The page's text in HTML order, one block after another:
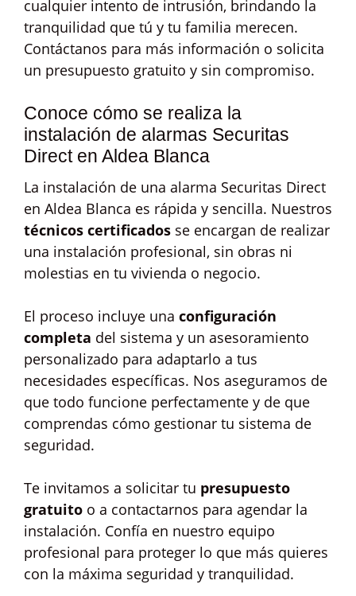
cualquier intento de intrusión, brindando la
tranquilidad que tú y tu familia merecen.
Contáctanos para más información o solicita
un presupuesto gratuito y sin compromiso.
Conoce cómo se realiza la
instalación de alarmas Securitas
Direct en Aldea Blanca
La instalación de una alarma Securitas Direct
en Aldea Blanca es rápida y sencilla. Nuestros
técnicos certificados se encargan de realizar
una instalación profesional, sin obras ni
molestias en tu vivienda o negocio.
El proceso incluye una configuración
completa del sistema y un asesoramiento
personalizado para adaptarlo a tus
necesidades específicas. Nos aseguramos de
que todo funcione perfectamente y de que
comprendas cómo gestionar tu sistema de
seguridad.
Te invitamos a solicitar tu presupuesto
gratuito o a contactarnos para agendar la
instalación. Confía en nuestro equipo
profesional para proteger lo que más quieres
con la máxima seguridad y tranquilidad.